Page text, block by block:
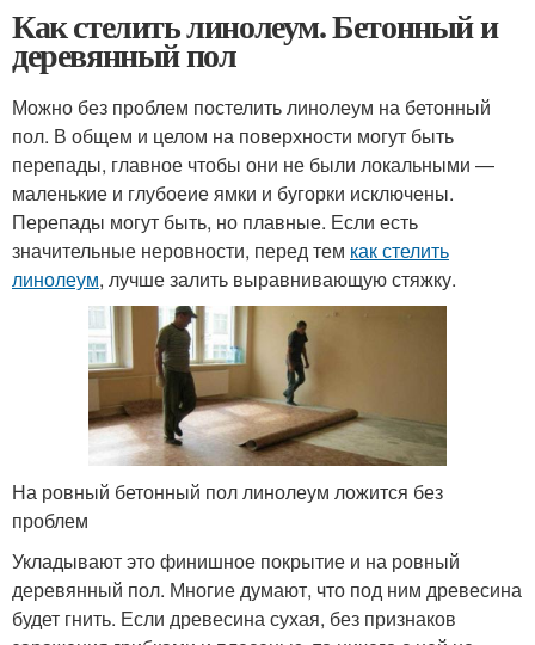
Как стелить линолеум. Бетонный и
деревянный пол
Можно без проблем постелить линолеум на бетонный
пол. В общем и целом на поверхности могут быть
перепады, главное чтобы они не были локальными —
маленькие и глубоеие ямки и бугорки исключены.
Перепады могут быть, но плавные. Если есть
значительные неровности, перед тем как стелить
линолеум, лучше залить выравнивающую стяжку.
На ровный бетонный пол линолеум ложится без
проблем
Укладывают это финишное покрытие и на ровный
деревянный пол. Многие думают, что под ним древесина
будет гнить. Если древесина сухая, без признаков